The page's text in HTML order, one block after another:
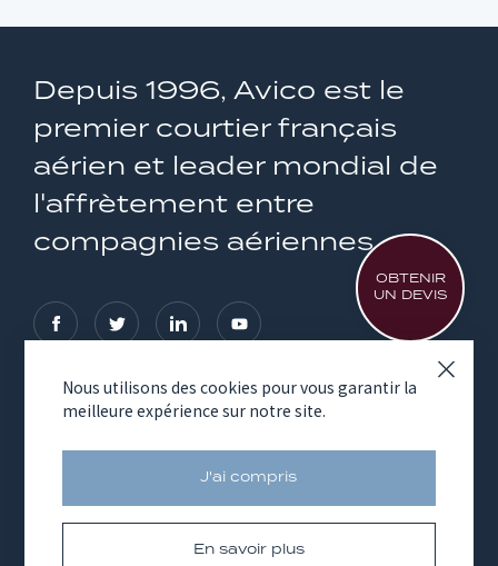
Nous utilisons des cookies pour vous garantir la
meilleure expérience sur notre site.
J'ai compris
En savoir plus
OBTENIR
UN DEVIS
Depuis 1996, Avico est le
premier courtier français
aérien et leader mondial de
l'affrètement entre
compagnies aériennes
NOS SERVICES
LE GROUPE AVICO